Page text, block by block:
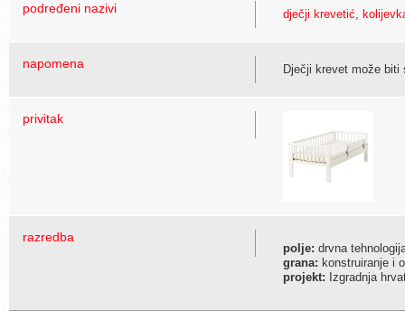
podređeni nazivi dječji krevetić,
napomena Dječji krevet može
privitak
razredba
polje: drvna
grana: konstruiranje i
projekt: Izgradnja